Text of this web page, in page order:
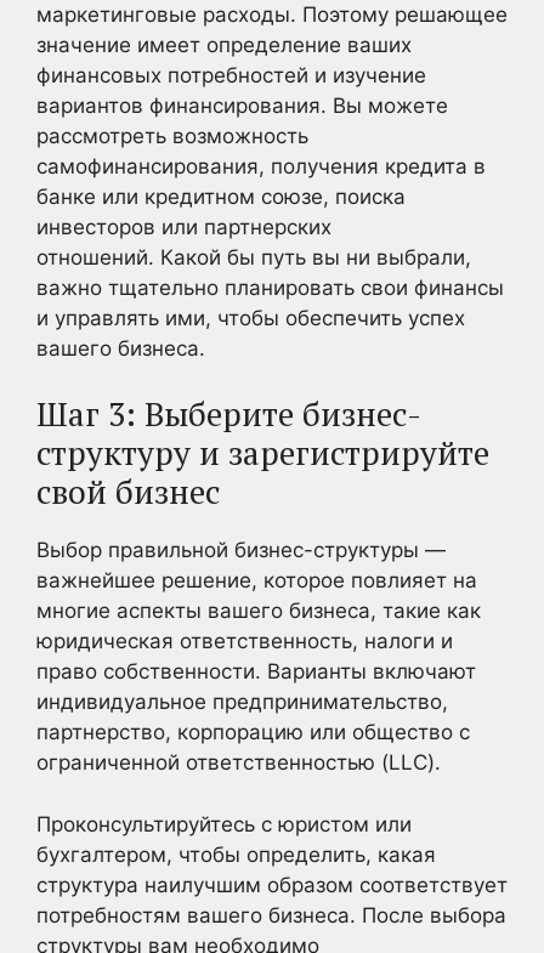
маркетинговые расходы. Поэтому решающее
значение имеет определение ваших
финансовых потребностей и изучение
вариантов финансирования. Вы можете
рассмотреть возможность
самофинансирования, получения кредита в
банке или кредитном союзе, поиска
инвесторов или партнерских
отношений. Какой бы путь вы ни выбрали,
важно тщательно планировать свои финансы
и управлять ими, чтобы обеспечить успех
вашего бизнеса.
Шаг 3: Выберите бизнес-
структуру и зарегистрируйте
свой бизнес
Выбор правильной бизнес-структуры —
важнейшее решение, которое повлияет на
многие аспекты вашего бизнеса, такие как
юридическая ответственность, налоги и
право собственности. Варианты включают
индивидуальное предпринимательство,
партнерство, корпорацию или общество с
ограниченной ответственностью (LLC).
Проконсультируйтесь с юристом или
бухгалтером, чтобы определить, какая
структура наилучшим образом соответствует
потребностям вашего бизнеса. После выбора
структуры вам необходимо